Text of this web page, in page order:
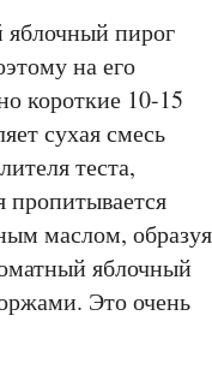
пирог
на его
короткие 10-15
сухая смесь
теста,
пропитывается
маслом, образуя
яблочный
Это очень